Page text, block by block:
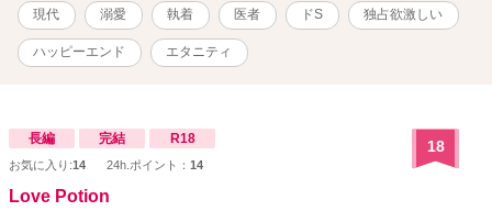
現代 溺愛 執着 医者 ドS 独占欲激しい
ハッピーエンド エタニティ
長編 完結 R18
お気に入り:14 24h.ポイント： 14
18
Love Potion